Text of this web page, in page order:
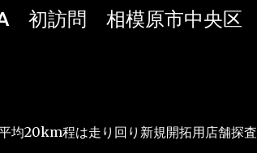
初訪問 相模原市中央区
均20km程は走り回り新規開拓用店舗探査